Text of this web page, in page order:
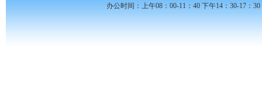
办公时间：上午08：00-11：40 下午14：30-17：